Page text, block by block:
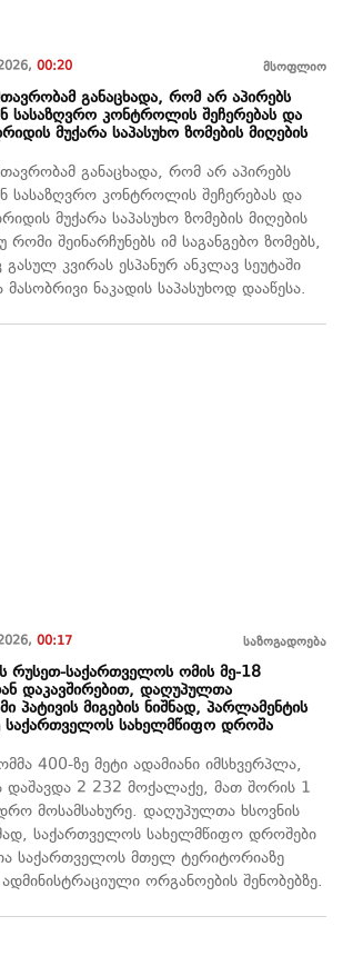
00:20 მსოფლიო
განაცხადა, რომ არ აპირებს
სასაზღვრო კონტროლის შეჩერებას და
მუქარა საპასუხო ზომების მიღების
განაცხადა, რომ არ აპირებს
სასაზღვრო კონტროლის შეჩერებას და
მუქარა საპასუხო ზომების მიღების
რომი შეინარჩუნებს იმ საგანგებო ზომებს,
კვირას ესპანურ ანკლავ სეუტაში
ნაკადის საპასუხოდ დააწესა.
00:17 საზოგადოება
რუსეთ-საქართველოს ომის მე-18
დაკავშირებით, დაღუპულთა
პატივის მიგების ნიშნად, პარლამენტის
საქართველოს სახელმწიფო დროშა
400-ზე მეტი ადამიანი იმსხვერპლა,
დაშავდა 2 232 მოქალაქე, მათ შორის 1
მოსამსახურე. დაღუპულთა ხსოვნის
საქართველოს სახელმწიფო დროშები
საქართველოს მთელ ტერიტორიაზე
ორგანოების შენობებზე.